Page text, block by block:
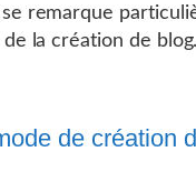
remarque
la création de blog.
de création